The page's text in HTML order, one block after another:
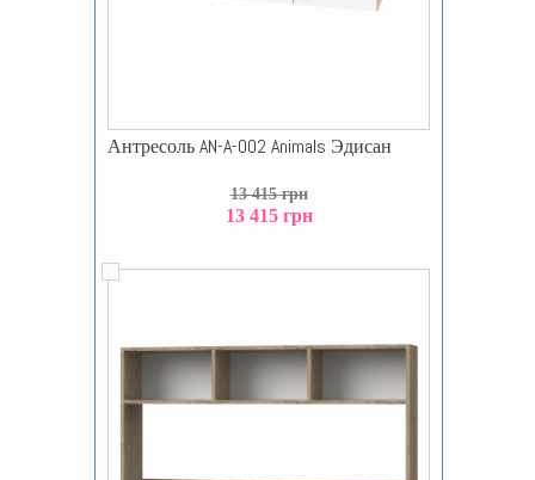
Антресоль AN-A-002 Animals Эдисан
13 415 грн
13 415 грн